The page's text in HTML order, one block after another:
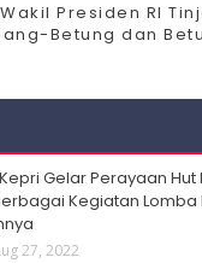
Presiden RI
Betung dan
Kepri Gelar Perayaan Hut
Kegiatan
27, 2022